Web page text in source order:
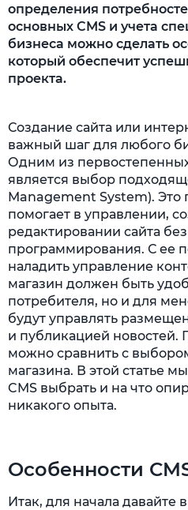
определения
основных CMS и учета
бизнеса можно сделать
который обеспечит
проекта.
Создание сайта или
важный шаг для любого
Одним из
является выбор
Management System). Это
помогает в управлении,
редактировании сайта
программирования. С ее
наладить управление
магазин должен быть
потребителя, но и для
будут управлять
и публикацией новостей.
можно сравнить с
магазина. В этой статье
CMS выбрать и на что
никакого опыта.
Особенности
Итак, для начала давайте